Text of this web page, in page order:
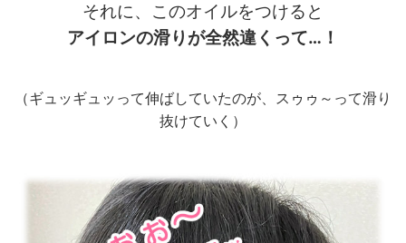
それに、このオイルをつけると
アイロンの滑りが全然違くって…！
（ギュッギュッって伸ばしていたのが、スゥゥ～って滑り
抜けていく）